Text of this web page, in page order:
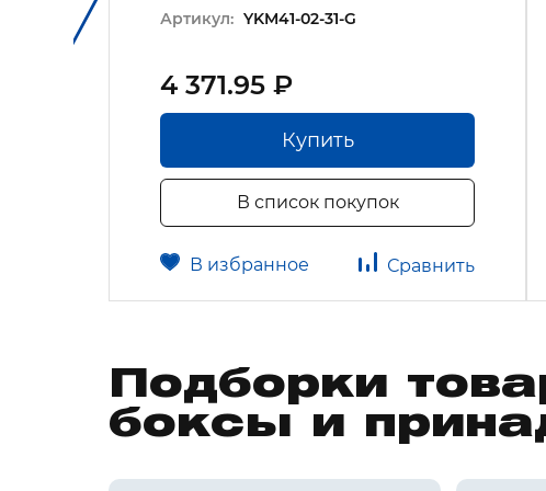
Артикул: YKM41-02-31-G
4 371.95 ₽
Купить
В список покупок
В избранное Сравнить
Подборки
боксы и